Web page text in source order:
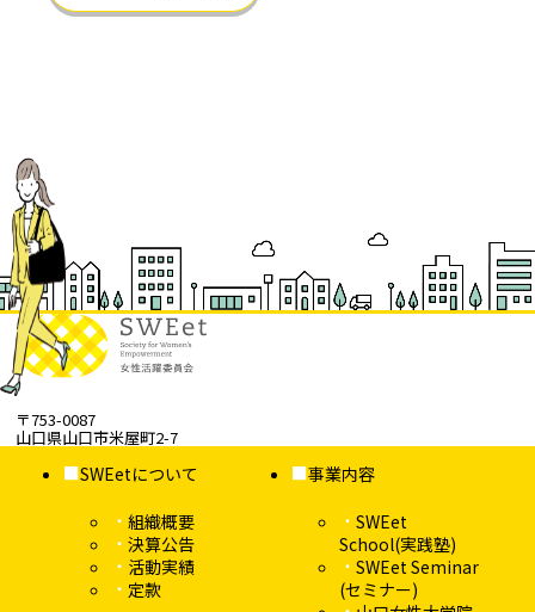
〒753-0087
山口県山口市米屋町2-7
SWEetについて
組織概要
決算公告
活動実績
定款
事業内容
SWEet
School(実践塾)
SWEet Seminar
(セミナー)